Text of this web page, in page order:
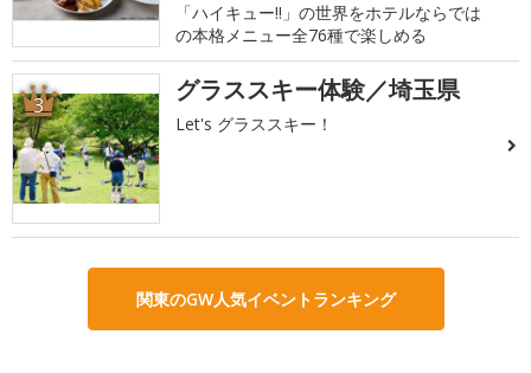
「ハイキュー!!」の世界をホテルならでは
の本格メニュー全76種で楽しめる
3 グラススキー体験／埼玉県
Let's グラススキー！
関東のGW人気イベントランキング